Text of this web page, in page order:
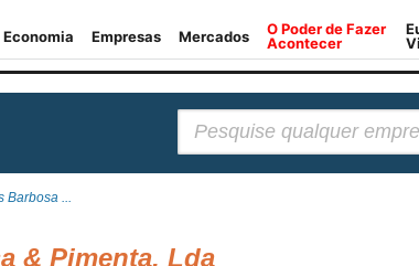
Barbosa ...
& Pimenta, Lda